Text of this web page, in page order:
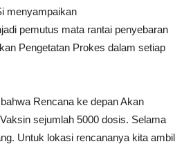
menyampaikan
pemutus mata rantai penyebaran
Pengetatan Prokes dalam setiap
Rencana ke depan Akan
sejumlah 5000 dosis. Selama
Untuk lokasi rencananya kita ambil